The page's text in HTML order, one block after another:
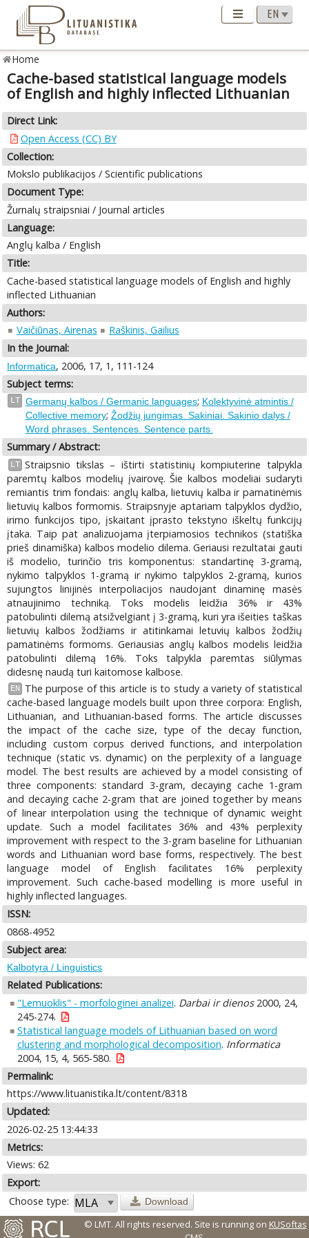
Home
Cache-based statistical language models
of English and highly inflected Lithuanian
Direct Link:
Open Access (CC) BY
Collection:
Mokslo publikacijos / Scientific publications
Document Type:
Žurnalų straipsniai / Journal articles
Language:
Anglų kalba / English
Title:
Cache-based statistical language models of English and highly
inflected Lithuanian
Authors:
Vaičiūnas, Airenas
Raškinis, Gailius
In the Journal:
Informatica, 2006, 17, 1, 111-124
Subject terms:
LT Germanų kalbos / Germanic languages; Kolektyvinė atmintis /
Collective memory; Žodžių jungimas. Sakiniai. Sakinio dalys /
Word phrases. Sentences. Sentence parts.
Summary / Abstract:
LT Straipsnio tikslas – ištirti statistinių kompiuterine talpykla
paremtų kalbos modelių įvairovę. Šie kalbos modeliai sudaryti
remiantis trim fondais: anglų kalba, lietuvių kalba ir pamatinėmis
lietuvių kalbos formomis. Straipsnyje aptariam talpyklos dydžio,
irimo funkcijos tipo, įskaitant įprasto tekstyno iškeltų funkcijų
įtaka. Taip pat analizuojama įterpiamosios technikos (statiška
prieš dinamiška) kalbos modelio dilema. Geriausi rezultatai gauti
iš modelio, turinčio tris komponentus: standartinę 3-gramą,
nykimo talpyklos 1-gramą ir nykimo talpyklos 2-gramą, kurios
sujungtos linijinės interpoliacijos naudojant dinaminę masės
atnaujinimo techniką. Toks modelis leidžia 36% ir 43%
patobulinti dilemą atsižvelgiant į 3-gramą, kuri yra išeities taškas
lietuvių kalbos žodžiams ir atitinkamai letuvių kalbos žodžių
pamatinėms formoms. Geriausias anglų kalbos modelis leidžia
patobulinti dilemą 16%. Toks talpykla paremtas siūlymas
didesnę naudą turi kaitomose kalbose.
EN
The purpose of this article is to study a variety of statistical
cache-based language models built upon three corpora: English,
Lithuanian, and Lithuanian-based forms. The article discusses
the impact of the cache size, type of the decay function,
including custom corpus derived functions, and interpolation
technique (static vs. dynamic) on the perplexity of a language
model. The best results are achieved by a model consisting of
three components: standard 3-gram, decaying cache 1-gram
and decaying cache 2-gram that are joined together by means
of linear interpolation using the technique of dynamic weight
update. Such a model facilitates 36% and 43% perplexity
improvement with respect to the 3-gram baseline for Lithuanian
words and Lithuanian word base forms, respectively. The best
language model of English facilitates 16% perplexity
improvement. Such cache-based modelling is more useful in
highly inflected languages.
ISSN:
0868-4952
Subject area:
Kalbotyra / Linguistics
Related Publications:
"Lemuoklis" - morfologinei analizei. Darbai ir dienos2000, 24,
245-274.
Statistical language models of Lithuanian based on word
clustering and morphological decomposition. Informatica
2004, 15, 4, 565-580.
Permalink:
https://www.lituanistika.lt/content/8318
Updated:
2026-02-25 13:44:33
Metrics:
Views: 62
Export:
Choose type:
Download
© LMT. All rights reserved. Site is running on KUSoftas